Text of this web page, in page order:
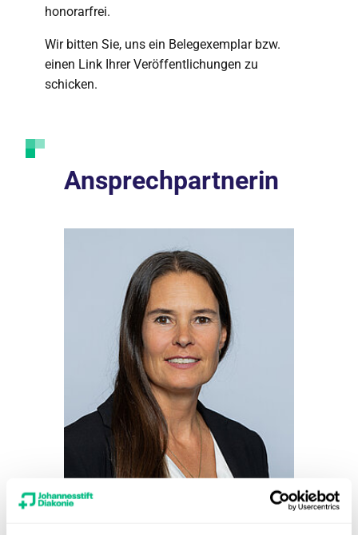
honorarfrei.
Wir bitten Sie, uns ein Belegexemplar bzw.
einen Link Ihrer Veröffentlichungen zu
schicken.
Ansprechpartnerin